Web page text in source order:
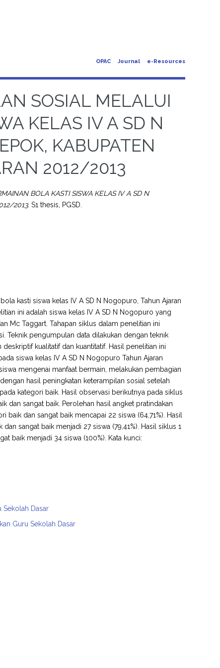
OPAC Journal e-Resources
SOSIAL MELALUI
KELAS IV A SD N
KABUPATEN
2012/2013
BOLA KASTI SISWA KELAS IV A SD N
2013. S1 thesis, PGSD.
kasti siswa kelas IV A SD N Nogopuro, Tahun Ajaran
ini adalah siswa kelas IV A SD N Nogopuro yang
Mc Taggart. Tahapan siklus dalam penelitian ini
Teknik pengumpulan data dilakukan dengan teknik
kualitatif dan kuantitatif. Hasil penelitian ini
siswa kelas IV A SD N Nogopuro Tahun Ajaran
mengenai manfaat bermain, melakukan pembagian
hasil peningkatan keterampilan sosial setelah
kategori baik. Hasil observasi berikutnya pada siklus
dan sangat baik. Perolehan hasil angket pratindakan
dan sangat baik mencapai 22 siswa (64,71%). Hasil
sangat baik menjadi 27 siswa (79,41%). Hasil siklus 1
baik menjadi 34 siswa (100%). Kata kunci:
Sekolah Dasar
Guru Sekolah Dasar